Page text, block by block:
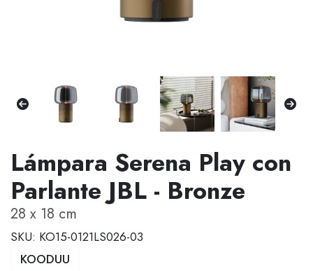
Lámpara Serena Play con
Parlante JBL - Bronze
28 x 18 cm
SKU: KO15-0121LS026-03
KOODUU